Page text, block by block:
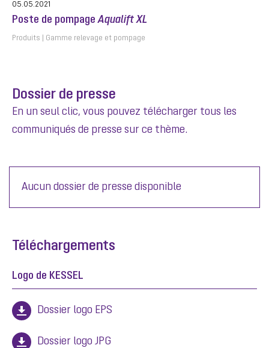
05.05.2021
Poste de pompageAqualift XL
Produits Gamme relevage et pompage
Dossier de presse
En un seul clic, vous pouvez télécharger tous les
communiqués de presse sur ce thème.
Aucun dossier de presse disponible
Téléchargements
Logo de KESSEL
Dossier logo EPS
Dossier logo JPG